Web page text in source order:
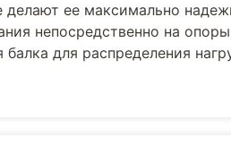
ее максимально
непосредственно на
для распределения